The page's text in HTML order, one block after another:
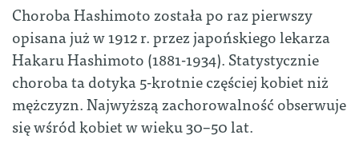
Choroba Hashimoto została po raz pierwszy
opisana już w 1912 r. przez japońskiego lekarza
Hakaru Hashimoto (1881-1934). Statystycznie
choroba ta dotyka 5-krotnie częściej kobiet niż
mężczyzn. Najwyższą zachorowalność obserwuje
się wśród kobiet w wieku 30–50 lat.